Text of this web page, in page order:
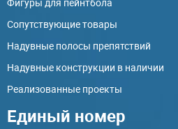
Сопутствующие товары
Надувные полосы препятствий
Надувные конструкции в наличии
Реализованные проекты
Единый номер